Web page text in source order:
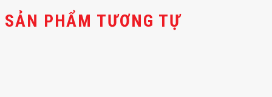
SẢN PHẨM TƯƠNG TỰ